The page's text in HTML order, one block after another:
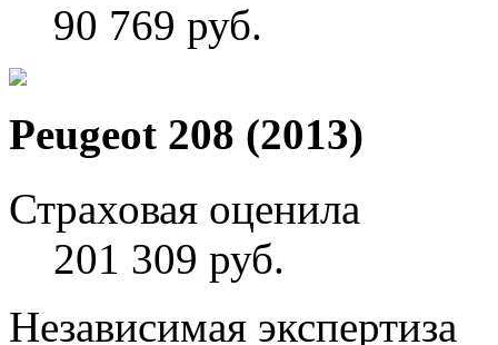
90 769 руб.
Peugeot 208 (2013)
Страховая оценила
201 309 руб.
Независимая экспертиза